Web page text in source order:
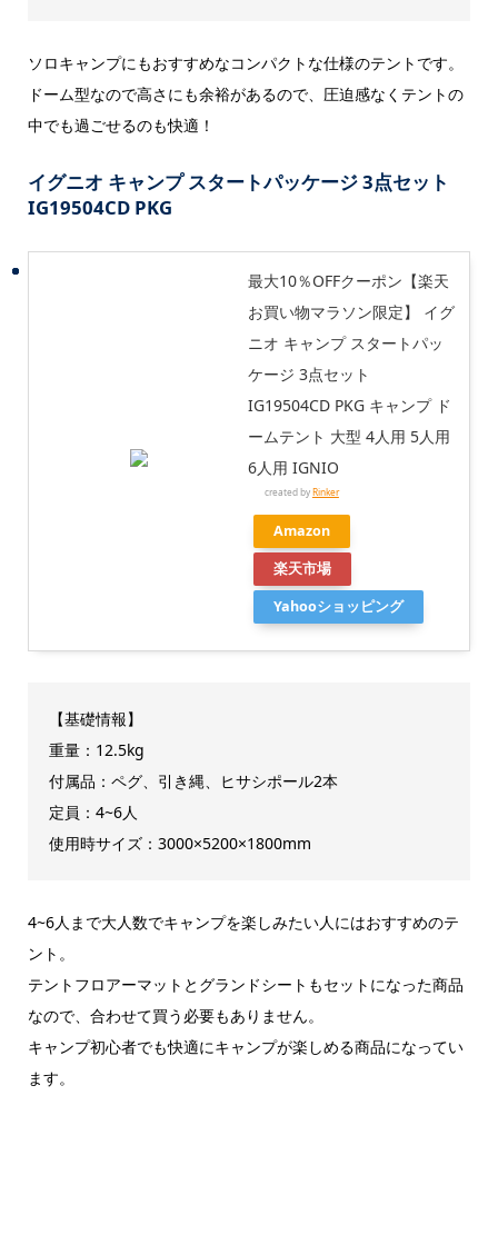
ソロキャンプにもおすすめなコンパクトな仕様のテントです。
ドーム型なので高さにも余裕があるので、圧迫感なくテントの
中でも過ごせるのも快適！
イグニオ キャンプ スタートパッケージ 3点セット
IG19504CD PKG
最大10％OFFクーポン【楽天
お買い物マラソン限定】 イグ
ニオ キャンプ スタートパッ
ケージ 3点セット
IG19504CD PKG キャンプ ド
ームテント 大型 4人用 5人用
6人用 IGNIO
created byRinker
Amazon
楽天市場
Yahooショッピング
【基礎情報】
重量：12.5kg
付属品：ペグ、引き縄、ヒサシポール2本
定員：4~6人
使用時サイズ：3000×5200×1800mm
4~6人まで大人数でキャンプを楽しみたい人にはおすすめのテ
ント。
テントフロアーマットとグランドシートもセットになった商品
なので、合わせて買う必要もありません。
キャンプ初心者でも快適にキャンプが楽しめる商品になってい
ます。